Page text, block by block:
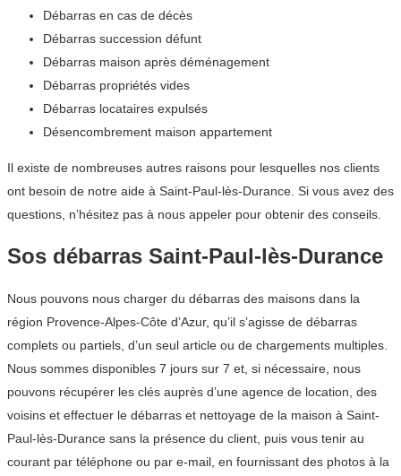
Débarras en cas de décès
Débarras succession défunt
Débarras maison après déménagement
Débarras propriétés vides
Débarras locataires expulsés
Désencombrement maison appartement
Il existe de nombreuses autres raisons pour lesquelles nos clients
ont besoin de notre aide à Saint-Paul-lès-Durance. Si vous avez des
questions, n’hésitez pas à nous appeler pour obtenir des conseils.
Sos débarras Saint-Paul-lès-Durance
Nous pouvons nous charger du débarras des maisons dans la
région Provence-Alpes-Côte d’Azur, qu’il s’agisse de débarras
complets ou partiels, d’un seul article ou de chargements multiples.
Nous sommes disponibles 7 jours sur 7 et, si nécessaire, nous
pouvons récupérer les clés auprès d’une agence de location, des
voisins et effectuer le débarras et nettoyage de la maison à Saint-
Paul-lès-Durance sans la présence du client, puis vous tenir au
courant par téléphone ou par e-mail, en fournissant des photos à la